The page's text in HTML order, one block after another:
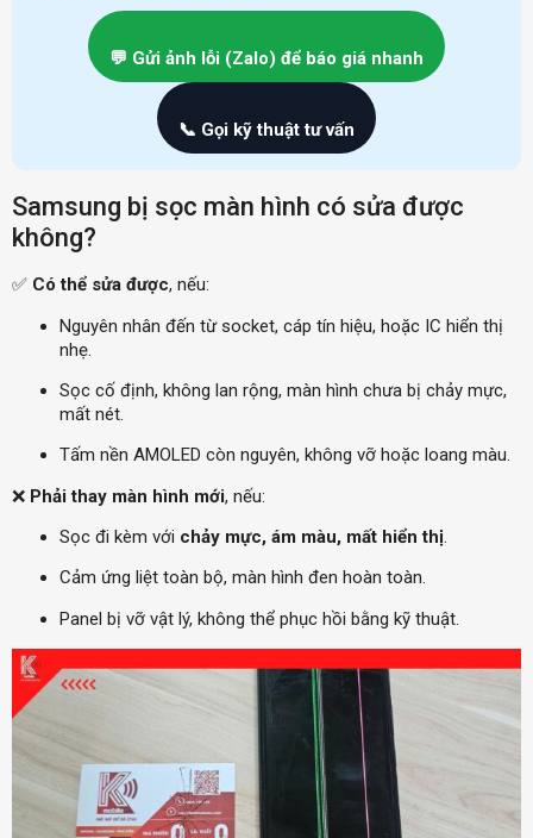
💬 Gửi ảnh lỗi (Zalo) để báo giá nhanh
📞 Gọi kỹ thuật tư vấn
Samsung bị sọc màn hình có sửa được
không?
✅ Có thể sửa được, nếu:
Nguyên nhân đến từ socket, cáp tín hiệu, hoặc IC hiển thị
nhẹ.
Sọc cố định, không lan rộng, màn hình chưa bị chảy mực,
mất nét.
Tấm nền AMOLED còn nguyên, không vỡ hoặc loang màu.
❌ Phải thay màn hình mới, nếu:
Sọc đi kèm với chảy mực, ám màu, mất hiển thị.
Cảm ứng liệt toàn bộ, màn hình đen hoàn toàn.
Panel bị vỡ vật lý, không thể phục hồi bằng kỹ thuật.